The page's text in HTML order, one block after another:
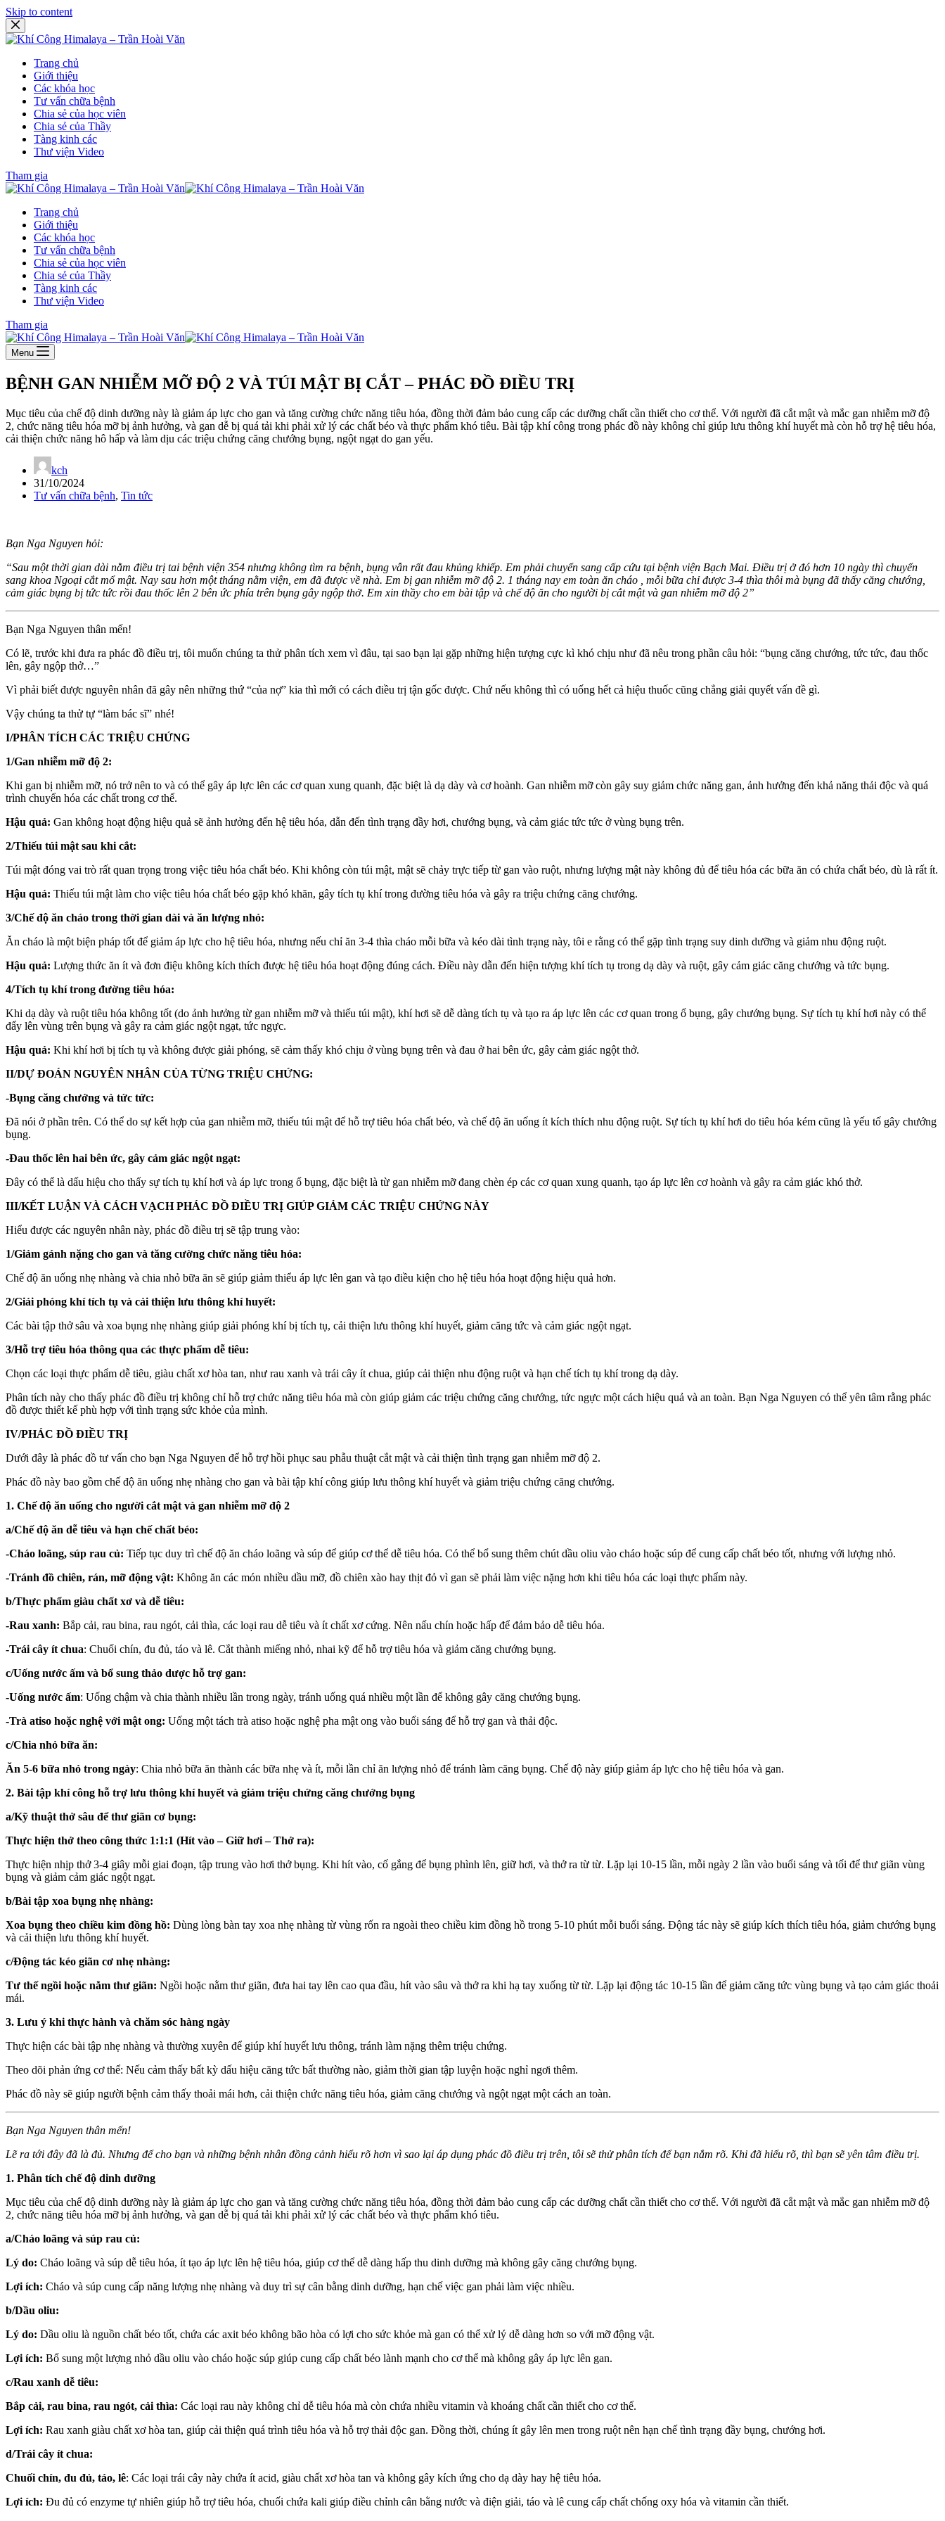
Skip to content
Trang chủ
Giới thiệu
Các khóa học
Tư vấn chữa bệnh
Chia sẻ của học viên
Chia sẻ của Thầy
Tàng kinh các
Thư viện Video
Tham gia
Trang chủ
Giới thiệu
Các khóa học
Tư vấn chữa bệnh
Chia sẻ của học viên
Chia sẻ của Thầy
Tàng kinh các
Thư viện Video
Tham gia
Menu
BỆNH GAN NHIỄM MỠ ĐỘ 2 VÀ TÚI MẬT BỊ CẮT – PHÁC ĐỒ ĐIỀU TRỊ
Mục tiêu của chế độ dinh dưỡng này là giảm áp lực cho gan và tăng cường chức năng tiêu hóa, đồng thời đảm bảo cung cấp các dưỡng chất cần thiết cho cơ thể. Với người đã cắt mật và mắc gan nhiễm mỡ độ
2, chức năng tiêu hóa mỡ bị ảnh hưởng, và gan dễ bị quá tải khi phải xử lý các chất béo và thực phẩm khó tiêu. Bài tập khí công trong phác đồ này không chỉ giúp lưu thông khí huyết mà còn hỗ trợ hệ tiêu hóa,
cải thiện chức năng hô hấp và làm dịu các triệu chứng căng chướng bụng, ngột ngạt do gan yếu.
kch
31/10/2024
Tư vấn chữa bệnh, Tin tức
Bạn Nga Nguyen hỏi:
“Sau một thời gian dài nằm điều trị tai bệnh viện 354 nhưng không tìm ra bệnh, bụng vẫn rất đau khủng khiếp. Em phải chuyển sang cấp cứu tại bệnh viện Bạch Mai. Điều trị ở đó hơn 10 ngày thì chuyển
sang khoa Ngoại cắt mổ mật. Nay sau hơn một tháng nằm viện, em đã được về nhà. Em bị gan nhiễm mỡ độ 2. 1 tháng nay em toàn ăn cháo , mỗi bữa chỉ được 3-4 thìa thôi mà bụng đã thấy căng chướng,
cảm giác bụng bị tức tức rồi đau thốc lên 2 bên ức phía trên bụng gây ngộp thở. Em xin thầy cho em bài tập và chế độ ăn cho người bị cắt mật và gan nhiễm mỡ độ 2”
Bạn Nga Nguyen thân mến!
Có lẽ, trước khi đưa ra phác đồ điều trị, tôi muốn chúng ta thử phân tích xem vì đâu, tại sao bạn lại gặp những hiện tượng cực kì khó chịu như đã nêu trong phần câu hỏi: “bụng căng chướng, tức tức, đau thốc
lên, gây ngộp thở…”
Vì phải biết được nguyên nhân đã gây nên những thứ “của nợ” kia thì mới có cách điều trị tận gốc được. Chứ nếu không thì có uống hết cả hiệu thuốc cũng chẳng giải quyết vấn đề gì.
Vậy chúng ta thử tự “làm bác sĩ” nhé!
I/PHÂN TÍCH CÁC TRIỆU CHỨNG
1/Gan nhiễm mỡ độ 2:
Khi gan bị nhiễm mỡ, nó trở nên to và có thể gây áp lực lên các cơ quan xung quanh, đặc biệt là dạ dày và cơ hoành. Gan nhiễm mỡ còn gây suy giảm chức năng gan, ảnh hưởng đến khả năng thải độc và quá
trình chuyển hóa các chất trong cơ thể.
Hậu quả: Gan không hoạt động hiệu quả sẽ ảnh hưởng đến hệ tiêu hóa, dẫn đến tình trạng đầy hơi, chướng bụng, và cảm giác tức tức ở vùng bụng trên.
2/Thiếu túi mật sau khi cắt:
Túi mật đóng vai trò rất quan trọng trong việc tiêu hóa chất béo. Khi không còn túi mật, mật sẽ chảy trực tiếp từ gan vào ruột, nhưng lượng mật này không đủ để tiêu hóa các bữa ăn có chứa chất béo, dù là rất ít.
Hậu quả: Thiếu túi mật làm cho việc tiêu hóa chất béo gặp khó khăn, gây tích tụ khí trong đường tiêu hóa và gây ra triệu chứng căng chướng.
3/Chế độ ăn cháo trong thời gian dài và ăn lượng nhỏ:
Ăn cháo là một biện pháp tốt để giảm áp lực cho hệ tiêu hóa, nhưng nếu chỉ ăn 3-4 thìa cháo mỗi bữa và kéo dài tình trạng này, tôi e rằng có thể gặp tình trạng suy dinh dưỡng và giảm nhu động ruột.
Hậu quả: Lượng thức ăn ít và đơn điệu không kích thích được hệ tiêu hóa hoạt động đúng cách. Điều này dẫn đến hiện tượng khí tích tụ trong dạ dày và ruột, gây cảm giác căng chướng và tức bụng.
4/Tích tụ khí trong đường tiêu hóa:
Khi dạ dày và ruột tiêu hóa không tốt (do ảnh hưởng từ gan nhiễm mỡ và thiếu túi mật), khí hơi sẽ dễ dàng tích tụ và tạo ra áp lực lên các cơ quan trong ổ bụng, gây chướng bụng. Sự tích tụ khí hơi này có thể
đẩy lên vùng trên bụng và gây ra cảm giác ngột ngạt, tức ngực.
Hậu quả: Khi khí hơi bị tích tụ và không được giải phóng, sẽ cảm thấy khó chịu ở vùng bụng trên và đau ở hai bên ức, gây cảm giác ngột thở.
II/DỰ ĐOÁN NGUYÊN NHÂN CỦA TỪNG TRIỆU CHỨNG:
-Bụng căng chướng và tức tức:
Đã nói ở phần trên. Có thể do sự kết hợp của gan nhiễm mỡ, thiếu túi mật để hỗ trợ tiêu hóa chất béo, và chế độ ăn uống ít kích thích nhu động ruột. Sự tích tụ khí hơi do tiêu hóa kém cũng là yếu tố gây chướng
bụng.
-Đau thốc lên hai bên ức, gây cảm giác ngột ngạt:
Đây có thể là dấu hiệu cho thấy sự tích tụ khí hơi và áp lực trong ổ bụng, đặc biệt là từ gan nhiễm mỡ đang chèn ép các cơ quan xung quanh, tạo áp lực lên cơ hoành và gây ra cảm giác khó thở.
III/KẾT LUẬN VÀ CÁCH VẠCH PHÁC ĐỒ ĐIỀU TRỊ GIÚP GIẢM CÁC TRIỆU CHỨNG NÀY
Hiểu được các nguyên nhân này, phác đồ điều trị sẽ tập trung vào:
1/Giảm gánh nặng cho gan và tăng cường chức năng tiêu hóa:
Chế độ ăn uống nhẹ nhàng và chia nhỏ bữa ăn sẽ giúp giảm thiểu áp lực lên gan và tạo điều kiện cho hệ tiêu hóa hoạt động hiệu quả hơn.
2/Giải phóng khí tích tụ và cải thiện lưu thông khí huyết:
Các bài tập thở sâu và xoa bụng nhẹ nhàng giúp giải phóng khí bị tích tụ, cải thiện lưu thông khí huyết, giảm căng tức và cảm giác ngột ngạt.
3/Hỗ trợ tiêu hóa thông qua các thực phẩm dễ tiêu:
Chọn các loại thực phẩm dễ tiêu, giàu chất xơ hòa tan, như rau xanh và trái cây ít chua, giúp cải thiện nhu động ruột và hạn chế tích tụ khí trong dạ dày.
Phân tích này cho thấy phác đồ điều trị không chỉ hỗ trợ chức năng tiêu hóa mà còn giúp giảm các triệu chứng căng chướng, tức ngực một cách hiệu quả và an toàn. Bạn Nga Nguyen có thể yên tâm rằng phác
đồ được thiết kế phù hợp với tình trạng sức khỏe của mình.
IV/PHÁC ĐỒ ĐIỀU TRỊ
Dưới đây là phác đồ tư vấn cho bạn Nga Nguyen để hỗ trợ hồi phục sau phẫu thuật cắt mật và cải thiện tình trạng gan nhiễm mỡ độ 2.
Phác đồ này bao gồm chế độ ăn uống nhẹ nhàng cho gan và bài tập khí công giúp lưu thông khí huyết và giảm triệu chứng căng chướng.
1. Chế độ ăn uống cho người cắt mật và gan nhiễm mỡ độ 2
a/Chế độ ăn dễ tiêu và hạn chế chất béo:
-Cháo loãng, súp rau củ: Tiếp tục duy trì chế độ ăn cháo loãng và súp để giúp cơ thể dễ tiêu hóa. Có thể bổ sung thêm chút dầu oliu vào cháo hoặc súp để cung cấp chất béo tốt, nhưng với lượng nhỏ.
-Tránh đồ chiên, rán, mỡ động vật: Không ăn các món nhiều dầu mỡ, đồ chiên xào hay thịt đỏ vì gan sẽ phải làm việc nặng hơn khi tiêu hóa các loại thực phẩm này.
b/Thực phẩm giàu chất xơ và dễ tiêu:
-Rau xanh: Bắp cải, rau bina, rau ngót, cải thìa, các loại rau dễ tiêu và ít chất xơ cứng. Nên nấu chín hoặc hấp để đảm bảo dễ tiêu hóa.
-Trái cây ít chua: Chuối chín, đu đủ, táo và lê. Cắt thành miếng nhỏ, nhai kỹ để hỗ trợ tiêu hóa và giảm căng chướng bụng.
c/Uống nước ấm và bổ sung thảo dược hỗ trợ gan:
-Uống nước ấm: Uống chậm và chia thành nhiều lần trong ngày, tránh uống quá nhiều một lần để không gây căng chướng bụng.
-Trà atiso hoặc nghệ với mật ong: Uống một tách trà atiso hoặc nghệ pha mật ong vào buổi sáng để hỗ trợ gan và thải độc.
c/Chia nhỏ bữa ăn:
Ăn 5-6 bữa nhỏ trong ngày: Chia nhỏ bữa ăn thành các bữa nhẹ và ít, mỗi lần chỉ ăn lượng nhỏ để tránh làm căng bụng. Chế độ này giúp giảm áp lực cho hệ tiêu hóa và gan.
2. Bài tập khí công hỗ trợ lưu thông khí huyết và giảm triệu chứng căng chướng bụng
a/Kỹ thuật thở sâu để thư giãn cơ bụng:
Thực hiện thở theo công thức 1:1:1 (Hít vào – Giữ hơi – Thở ra):
Thực hiện nhịp thở 3-4 giây mỗi giai đoạn, tập trung vào hơi thở bụng. Khi hít vào, cố gắng để bụng phình lên, giữ hơi, và thở ra từ từ. Lặp lại 10-15 lần, mỗi ngày 2 lần vào buổi sáng và tối để thư giãn vùng
bụng và giảm cảm giác ngột ngạt.
b/Bài tập xoa bụng nhẹ nhàng:
Xoa bụng theo chiều kim đồng hồ: Dùng lòng bàn tay xoa nhẹ nhàng từ vùng rốn ra ngoài theo chiều kim đồng hồ trong 5-10 phút mỗi buổi sáng. Động tác này sẽ giúp kích thích tiêu hóa, giảm chướng bụng
và cải thiện lưu thông khí huyết.
c/Động tác kéo giãn cơ nhẹ nhàng:
Tư thế ngồi hoặc nằm thư giãn: Ngồi hoặc nằm thư giãn, đưa hai tay lên cao qua đầu, hít vào sâu và thở ra khi hạ tay xuống từ từ. Lặp lại động tác 10-15 lần để giảm căng tức vùng bụng và tạo cảm giác thoải
mái.
3. Lưu ý khi thực hành và chăm sóc hàng ngày
Thực hiện các bài tập nhẹ nhàng và thường xuyên để giúp khí huyết lưu thông, tránh làm nặng thêm triệu chứng.
Theo dõi phản ứng cơ thể: Nếu cảm thấy bất kỳ dấu hiệu căng tức bất thường nào, giảm thời gian tập luyện hoặc nghỉ ngơi thêm.
Phác đồ này sẽ giúp người bệnh cảm thấy thoải mái hơn, cải thiện chức năng tiêu hóa, giảm căng chướng và ngột ngạt một cách an toàn.
Bạn Nga Nguyen thân mến!
Lẽ ra tới đây đã là đủ. Nhưng để cho bạn và những bệnh nhân đồng cảnh hiểu rõ hơn vì sao lại áp dụng phác đồ điều trị trên, tôi sẽ thử phân tích để bạn nắm rõ. Khi đã hiểu rõ, thì bạn sẽ yên tâm điều trị.
1. Phân tích chế độ dinh dưỡng
Mục tiêu của chế độ dinh dưỡng này là giảm áp lực cho gan và tăng cường chức năng tiêu hóa, đồng thời đảm bảo cung cấp các dưỡng chất cần thiết cho cơ thể. Với người đã cắt mật và mắc gan nhiễm mỡ độ
2, chức năng tiêu hóa mỡ bị ảnh hưởng, và gan dễ bị quá tải khi phải xử lý các chất béo và thực phẩm khó tiêu.
a/Cháo loãng và súp rau củ:
Lý do: Cháo loãng và súp dễ tiêu hóa, ít tạo áp lực lên hệ tiêu hóa, giúp cơ thể dễ dàng hấp thu dinh dưỡng mà không gây căng chướng bụng.
Lợi ích: Cháo và súp cung cấp năng lượng nhẹ nhàng và duy trì sự cân bằng dinh dưỡng, hạn chế việc gan phải làm việc nhiều.
b/Dầu oliu:
Lý do: Dầu oliu là nguồn chất béo tốt, chứa các axit béo không bão hòa có lợi cho sức khỏe mà gan có thể xử lý dễ dàng hơn so với mỡ động vật.
Lợi ích: Bổ sung một lượng nhỏ dầu oliu vào cháo hoặc súp giúp cung cấp chất béo lành mạnh cho cơ thể mà không gây áp lực lên gan.
c/Rau xanh dễ tiêu:
Bắp cải, rau bina, rau ngót, cải thìa: Các loại rau này không chỉ dễ tiêu hóa mà còn chứa nhiều vitamin và khoáng chất cần thiết cho cơ thể.
Lợi ích: Rau xanh giàu chất xơ hòa tan, giúp cải thiện quá trình tiêu hóa và hỗ trợ thải độc gan. Đồng thời, chúng ít gây lên men trong ruột nên hạn chế tình trạng đầy bụng, chướng hơi.
d/Trái cây ít chua:
Chuối chín, đu đủ, táo, lê: Các loại trái cây này chứa ít acid, giàu chất xơ hòa tan và không gây kích ứng cho dạ dày hay hệ tiêu hóa.
Lợi ích: Đu đủ có enzyme tự nhiên giúp hỗ trợ tiêu hóa, chuối chứa kali giúp điều chỉnh cân bằng nước và điện giải, táo và lê cung cấp chất chống oxy hóa và vitamin cần thiết.